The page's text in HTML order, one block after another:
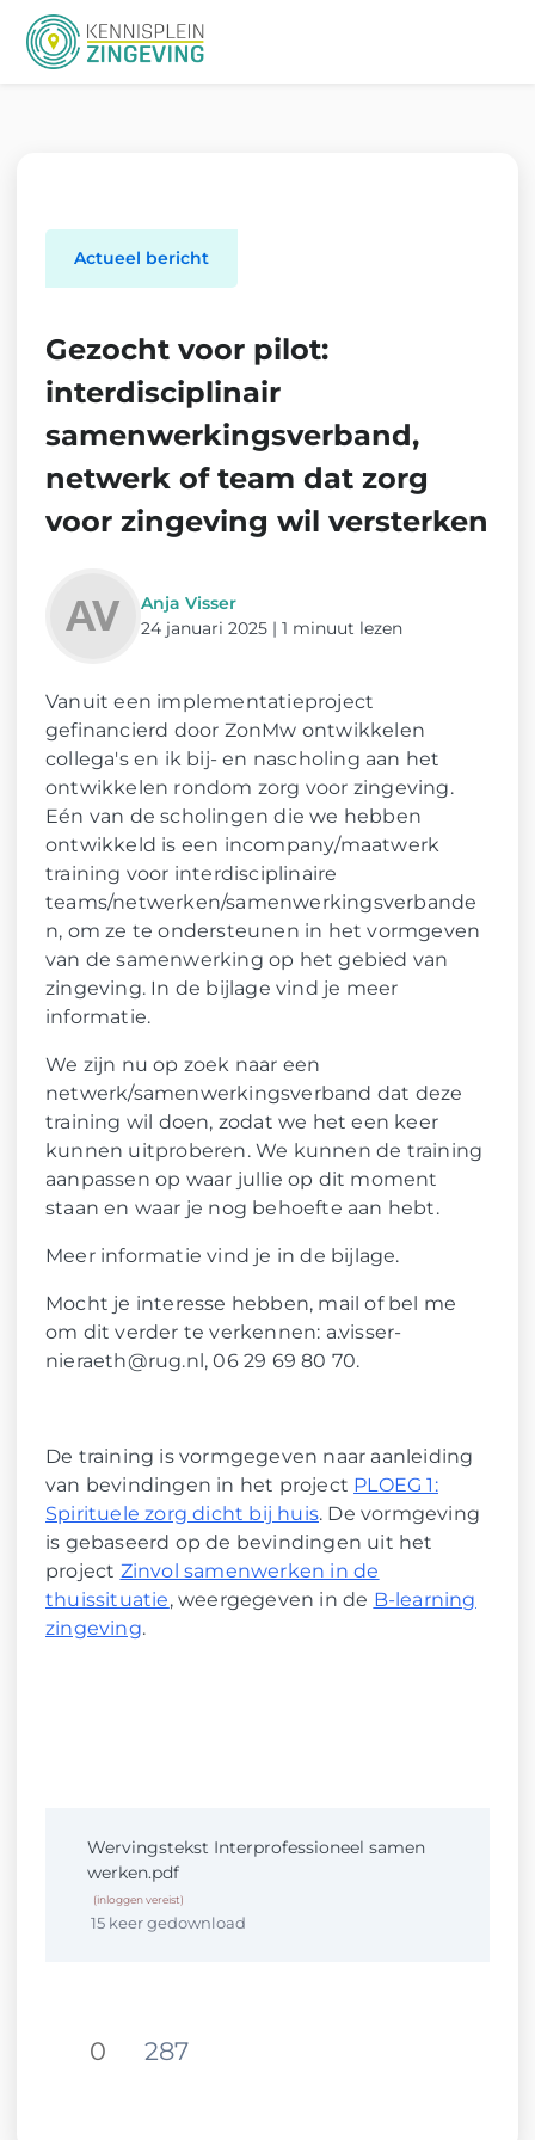
Actueel bericht
Gezocht voor pilot:
interdisciplinair
samenwerkingsverband,
netwerk of team dat zorg
voor zingeving wil versterken
Anja Visser
24 januari 2025 | 1 minuut lezen
Vanuit een implementatieproject
gefinancierd door ZonMw ontwikkelen
collega's en ik bij- en nascholing aan het
ontwikkelen rondom zorg voor zingeving.
Eén van de scholingen die we hebben
ontwikkeld is een incompany/maatwerk
training voor interdisciplinaire
teams/netwerken/samenwerkingsverbande
n, om ze te ondersteunen in het vormgeven
van de samenwerking op het gebied van
zingeving. In de bijlage vind je meer
informatie.
We zijn nu op zoek naar een
netwerk/samenwerkingsverband dat deze
training wil doen, zodat we het een keer
kunnen uitproberen. We kunnen de training
aanpassen op waar jullie op dit moment
staan en waar je nog behoefte aan hebt.
Meer informatie vind je in de bijlage.
Mocht je interesse hebben, mail of bel me
om dit verder te verkennen: a.visser-
nieraeth@rug.nl, 06 29 69 80 70.
De training is vormgegeven naar aanleiding
van bevindingen in het project PLOEG 1:
Spirituele zorg dicht bij huis. De vormgeving
is gebaseerd op de bevindingen uit het
project Zinvol samenwerken in de
thuissituatie, weergegeven in de B-learning
zingeving.
Wervingstekst Interprofessioneel samen
werken.pdf
(inloggen vereist)
15 keer gedownload
0
287